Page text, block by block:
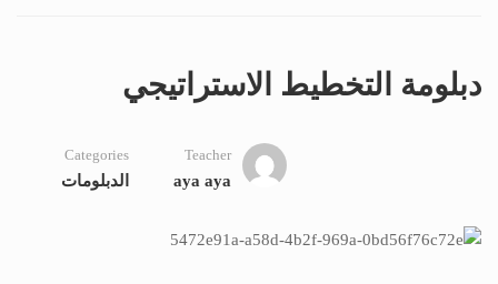
دبلومة التخطيط الاستراتيجي
Teacher
aya aya
Categories
الدبلومات